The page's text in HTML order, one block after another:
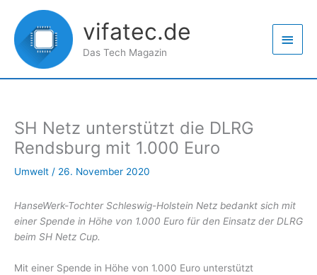
Inhalt
springen
vifatec.de
Das Tech Magazin
SH Netz unterstützt die DLRG
Rendsburg mit 1.000 Euro
Umwelt / 26. November 2020
HanseWerk-Tochter Schleswig-Holstein Netz bedankt sich mit
einer Spende in Höhe von 1.000 Euro für den Einsatz der DLRG
beim SH Netz Cup.
Mit einer Spende in Höhe von 1.000 Euro unterstützt